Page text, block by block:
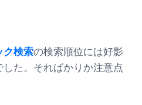
ク検索の検索順位には好影
た。そればかりか注意点